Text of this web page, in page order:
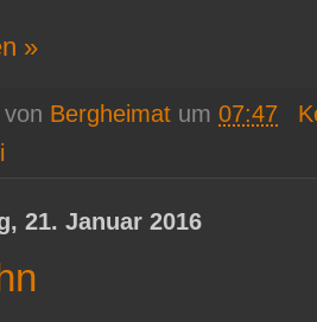
»
Bergheimat um 07:47
21. Januar 2016